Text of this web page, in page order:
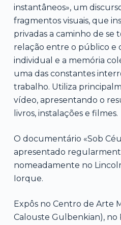
instantâneos», um
fragmentos visuais, que
privadas a caminho de se
relação entre o público e
individual e a memória
uma das constantes
trabalho. Utiliza
vídeo, apresentando o
livros, instalações e filmes.
O documentário «Sob
apresentado
nomeadamente no
Iorque.
Expôs no Centro de Arte
Calouste Gulbenkian), no